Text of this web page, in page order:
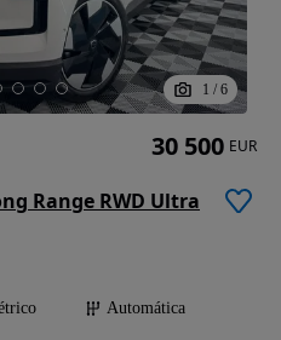
1 / 6
Range RWD Ultra
Automática
30 500 EUR